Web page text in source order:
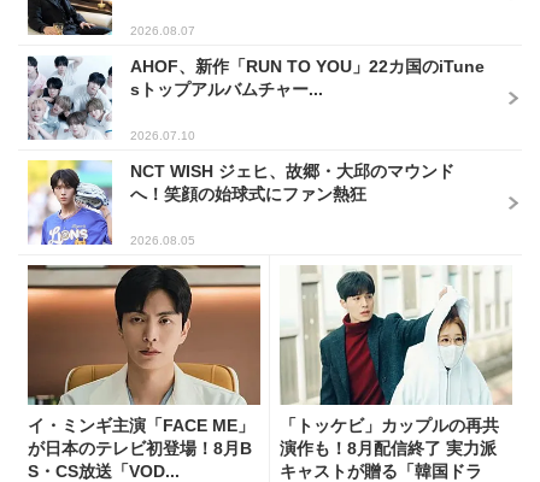
2026.08.07
AHOF、新作「RUN TO YOU」22カ国のiTune
sトップアルバムチャー...
2026.07.10
NCT WISH ジェヒ、故郷・大邱のマウンド
へ！笑顔の始球式にファン熱狂
2026.08.05
イ・ミンギ主演「FACE ME」
が日本のテレビ初登場！8月B
S・CS放送「VOD...
「トッケビ」カップルの再共
演作も！8月配信終了 実力派
キャストが贈る「韓国ドラ